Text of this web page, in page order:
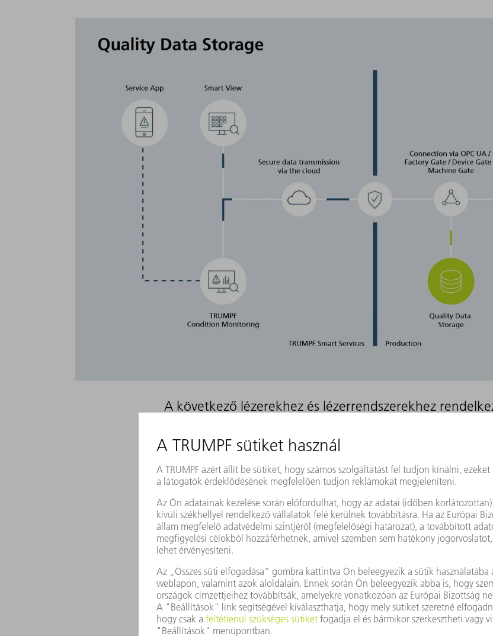
A következő lézerekhez és lézerrendszerekhez
LÉZEREK ÉS LÉZERRENDSZEREK SMART VIEW SERVICES
TRUDISK +
TRUFIBER + +
TRUMARK +
TRUMICRO